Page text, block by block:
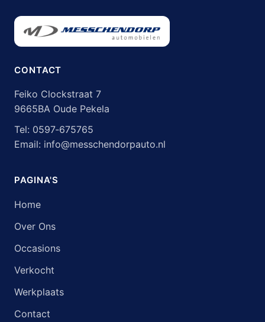
CONTACT
Feiko Clockstraat 7
9665BA Oude Pekela
Tel: 0597‑675765
Email: info@messchendorpauto.nl
PAGINA'S
Home
Over Ons
Occasions
Verkocht
Werkplaats
Contact